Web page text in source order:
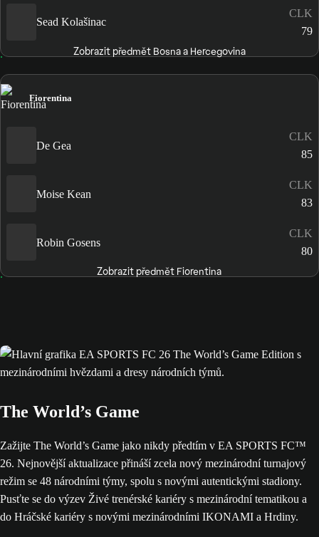
Sead Kolašinac
CLK
79
Zobrazit předmět Bosna a Hercegovina
Fiorentina
De Gea
CLK
85
Moise Kean
CLK
83
Robin Gosens
CLK
80
Zobrazit předmět Fiorentina
The World’s Game
Zažijte The World’s Game jako nikdy předtím v EA SPORTS FC™
26. Nejnovější aktualizace přináší zcela nový mezinárodní turnajový
režim se 48 národními týmy, spolu s novými autentickými stadiony.
Pusťte se do výzev Živé trenérské kariéry s mezinárodní tematikou a
do Hráčské kariéry s novými mezinárodními IKONAMI a Hrdiny.